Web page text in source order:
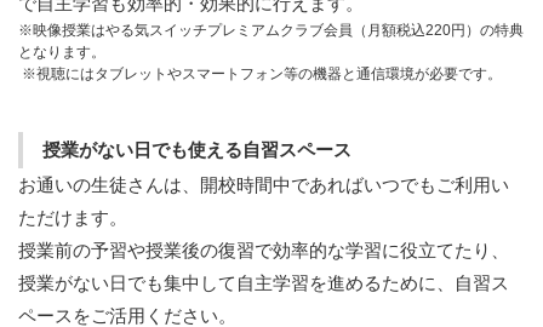
※映像授業はやる気スイッチプレミアムクラブ会員（月額税込220円）の特典
となります。
※視聴にはタブレットやスマートフォン等の機器と通信環境が必要です。
授業がない日でも使える自習スペース
お通いの生徒さんは、開校時間中であればいつでもご利用い
ただけます。
授業前の予習や授業後の復習で効率的な学習に役立てたり、
授業がない日でも集中して自主学習を進めるために、自習ス
ペースをご活用ください。